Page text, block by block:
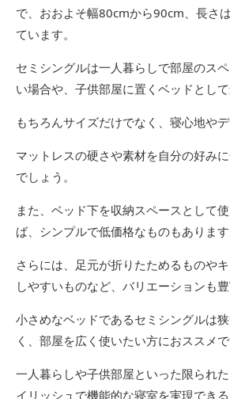
で、おおよそ幅80cmから90cm、長さ
ています。
セミシングルは一人暮らしで部屋のス
い場合や、子供部屋に置くベッドとして
もちろんサイズだけでなく、寝心地やデ
マットレスの硬さや素材を自分の好み
でしょう。
また、ベッド下を収納スペースとして
ば、シンプルで低価格なものもあります
さらには、足元が折りたためるものや
しやすいものなど、バリエーションも豊
小さめなベッドであるセミシングルは
く、部屋を広く使いたい方におススメで
一人暮らしや子供部屋といった限られ
イリッシュで機能的な寝室を実現できる